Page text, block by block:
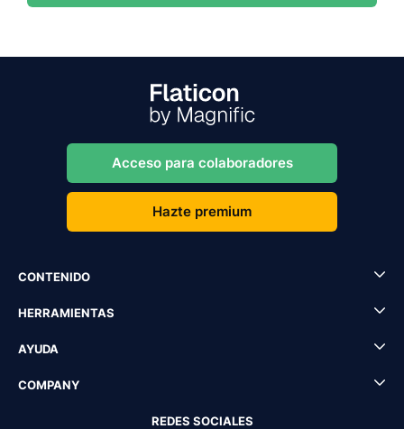
Acceso para colaboradores
Hazte premium
CONTENIDO
HERRAMIENTAS
AYUDA
COMPANY
REDES SOCIALES